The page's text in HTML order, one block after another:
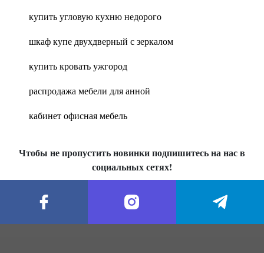
купить угловую кухню недорого
шкаф купе двухдверный с зеркалом
купить кровать ужгород
распродажа мебели для анной
кабинет офисная мебель
Чтобы не пропустить новинки подпишитесь на нас в
социальных сетях!